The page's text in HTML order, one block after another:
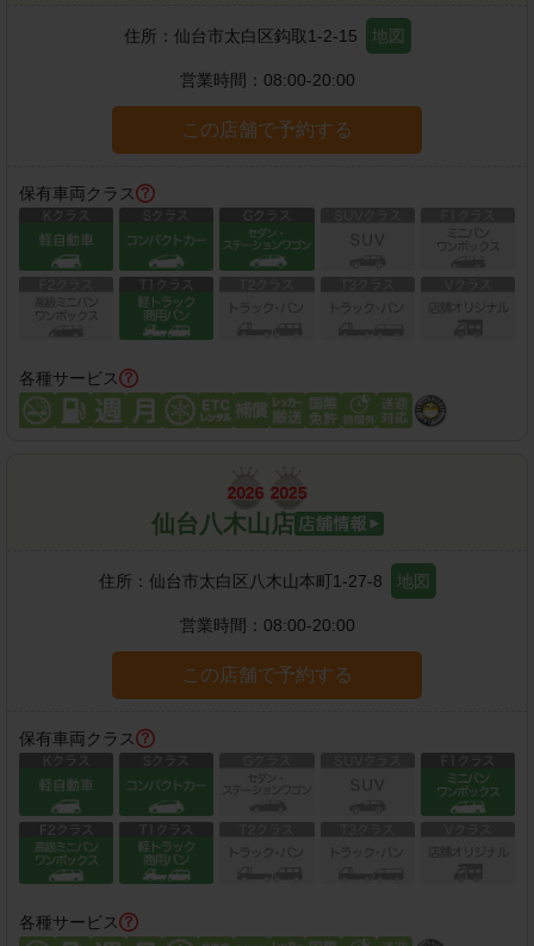
住所： 仙台市太白区鈎取1-2-15 地図
営業時間： 08:00-20:00
この店舗で予約する
保有車両クラス
各種サービス
仙台八木山店
住所： 仙台市太白区八木山本町1-27-8 地図
営業時間： 08:00-20:00
この店舗で予約する
保有車両クラス
各種サービス